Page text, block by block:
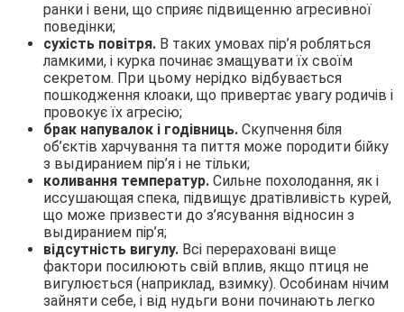
ранки і вени, що сприяє підвищенню агресивної
поведінки;
сухість повітря. В таких умовах пір’я робляться
ламкими, і курка починає змащувати їх своїм
секретом. При цьому нерідко відбувається
пошкодження клоаки, що привертає увагу родичів і
провокує їх агресію;
брак напувалок і годівниць. Скупчення біля
об’єктів харчування та пиття може породити бійку
з выдиранием пір’я і не тільки;
коливання температур. Сильне похолодання, як і
иссушающая спека, підвищує дратівливість курей,
що може призвести до з’ясування відносин з
выдиранием пір’я;
відсутність вигулу. Всі перераховані вище
фактори посилюють свій вплив, якщо птиця не
вигулюється (наприклад, взимку). Особинам нічим
зайняти себе, і від нудьги вони починають легко